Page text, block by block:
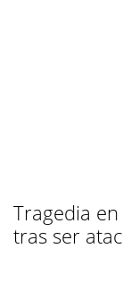
Tragedia
tras ser